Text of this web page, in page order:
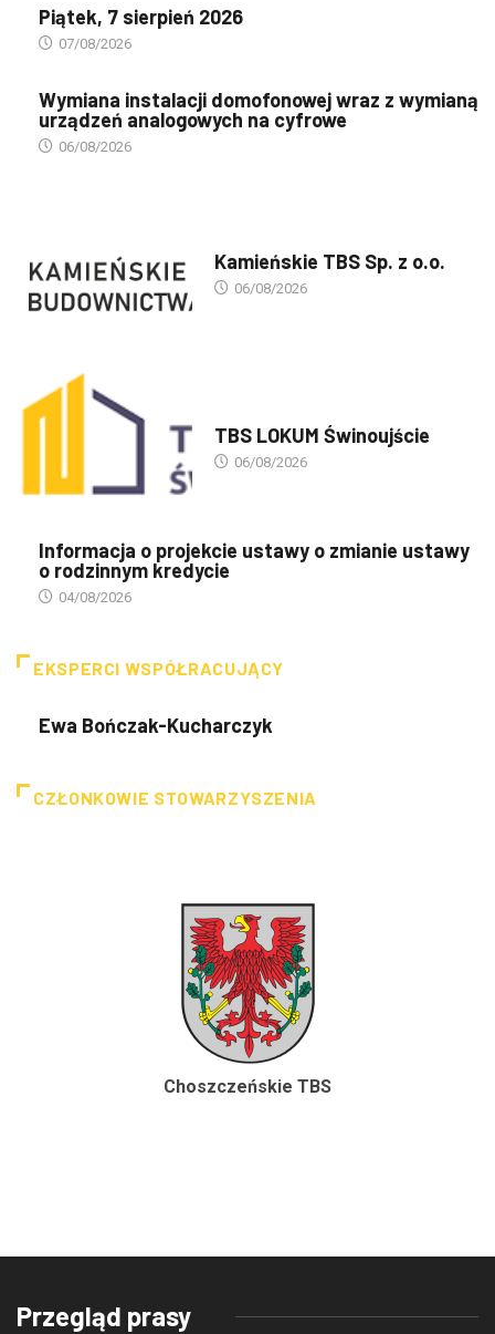
Piątek, 7 sierpień 2026
07/08/2026
Wymiana instalacji domofonowej wraz z wymianą
urządzeń analogowych na cyfrowe
06/08/2026
Kamieńskie TBS Sp. z o.o.
06/08/2026
TBS LOKUM Świnoujście
06/08/2026
Informacja o projekcie ustawy o zmianie ustawy
o rodzinnym kredycie
04/08/2026
EKSPERCI WSPÓŁRACUJĄCY
Ewa Bończak-Kucharczyk
CZŁONKOWIE STOWARZYSZENIA
Choszczeńskie TBS
Przegląd prasy